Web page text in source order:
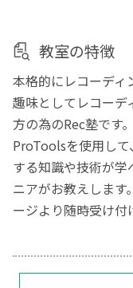
教室の特徴
本格的にレコーディ
趣味としてレコーデ
方の為のRec塾です
ProToolsを使用し
する知識や技術が学
ニアがお教えします
ージより随時受け付